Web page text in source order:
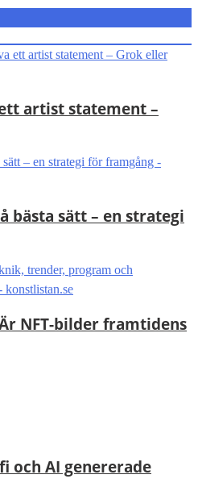
artist statement –
bästa sätt – en strategi
NFT-bilder framtidens
och AI genererade